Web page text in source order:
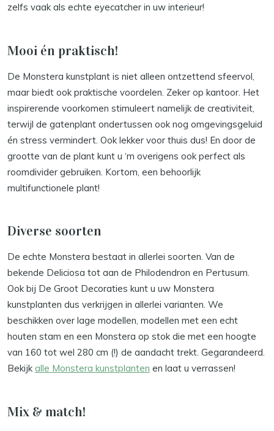
zelfs vaak als echte eyecatcher in uw interieur!
Mooi én praktisch!
De Monstera kunstplant is niet alleen ontzettend sfeervol,
maar biedt ook praktische voordelen. Zeker op kantoor. Het
inspirerende voorkomen stimuleert namelijk de creativiteit,
terwijl de gatenplant ondertussen ook nog omgevingsgeluid
én stress vermindert. Ook lekker voor thuis dus! En door de
grootte van de plant kunt u ‘m overigens ook perfect als
roomdivider gebruiken. Kortom, een behoorlijk
multifunctionele plant!
Diverse soorten
De echte Monstera bestaat in allerlei soorten. Van de
bekende Deliciosa tot aan de Philodendron en Pertusum.
Ook bij De Groot Decoraties kunt u uw Monstera
kunstplanten dus verkrijgen in allerlei varianten. We
beschikken over lage modellen, modellen met een echt
houten stam en een Monstera op stok die met een hoogte
van 160 tot wel 280 cm (!) de aandacht trekt. Gegarandeerd.
Bekijkalle Monstera kunstplanten en laat u verrassen!
Mix & match!